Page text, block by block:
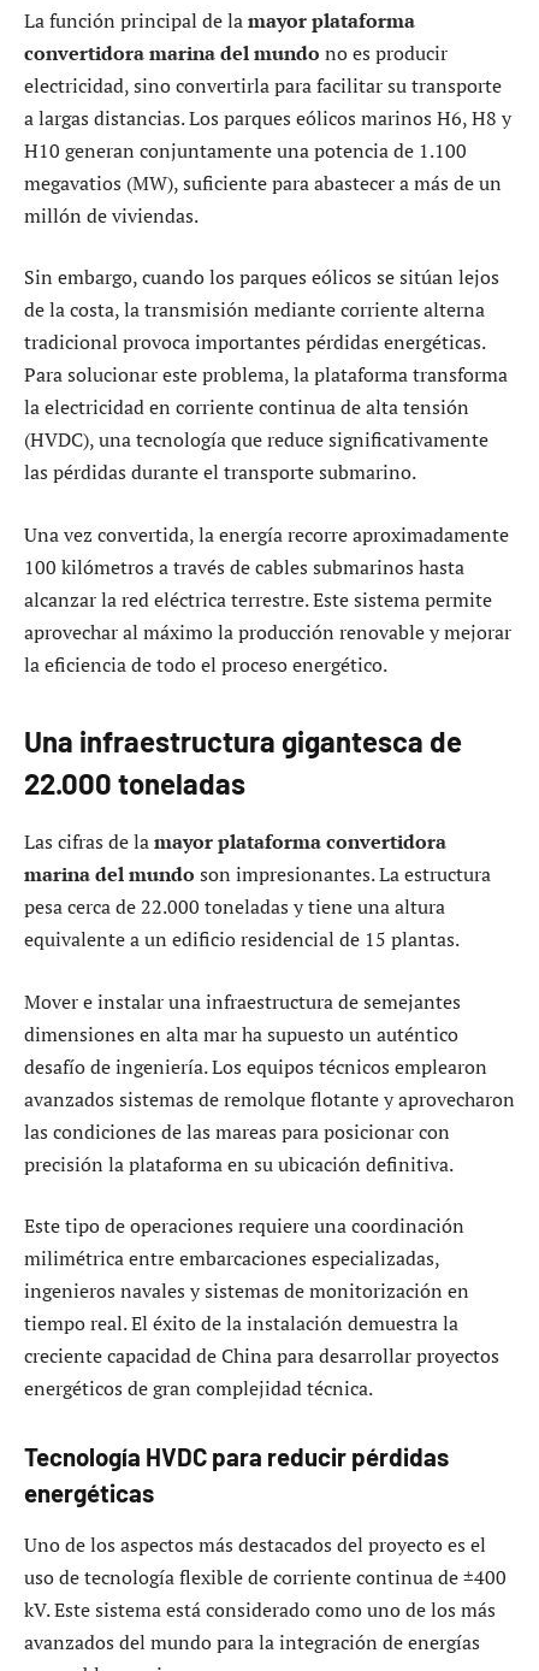
La función principal de lamayor plataforma
convertidora marina del mundo no es producir
electricidad, sino convertirla para facilitar su transporte
a largas distancias. Los parques eólicos marinos H6, H8 y
H10 generan conjuntamente una potencia de 1.100
megavatios (MW), suficiente para abastecer a más de un
millón de viviendas.
Sin embargo, cuando los parques eólicos se sitúan lejos
de la costa, la transmisión mediante corriente alterna
tradicional provoca importantes pérdidas energéticas.
Para solucionar este problema, la plataforma transforma
la electricidad en corriente continua de alta tensión
(HVDC), una tecnología que reduce significativamente
las pérdidas durante el transporte submarino.
Una vez convertida, la energía recorre aproximadamente
100 kilómetros a través de cables submarinos hasta
alcanzar la red eléctrica terrestre. Este sistema permite
aprovechar al máximo la producción renovable y mejorar
la eficiencia de todo el proceso energético.
Una infraestructura gigantesca de
22.000 toneladas
Las cifras de lamayor plataforma convertidora
marina del mundo son impresionantes. La estructura
pesa cerca de 22.000 toneladas y tiene una altura
equivalente a un edificio residencial de 15 plantas.
Mover e instalar una infraestructura de semejantes
dimensiones en alta mar ha supuesto un auténtico
desafío de ingeniería. Los equipos técnicos emplearon
avanzados sistemas de remolque flotante y aprovecharon
las condiciones de las mareas para posicionar con
precisión la plataforma en su ubicación definitiva.
Este tipo de operaciones requiere una coordinación
milimétrica entre embarcaciones especializadas,
ingenieros navales y sistemas de monitorización en
tiempo real. El éxito de la instalación demuestra la
creciente capacidad de China para desarrollar proyectos
energéticos de gran complejidad técnica.
Tecnología HVDC para reducir pérdidas
energéticas
Uno de los aspectos más destacados del proyecto es el
uso de tecnología flexible de corriente continua de ±400
kV. Este sistema está considerado como uno de los más
avanzados del mundo para la integración de energías